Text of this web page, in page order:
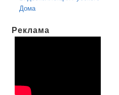
Дома
Реклама